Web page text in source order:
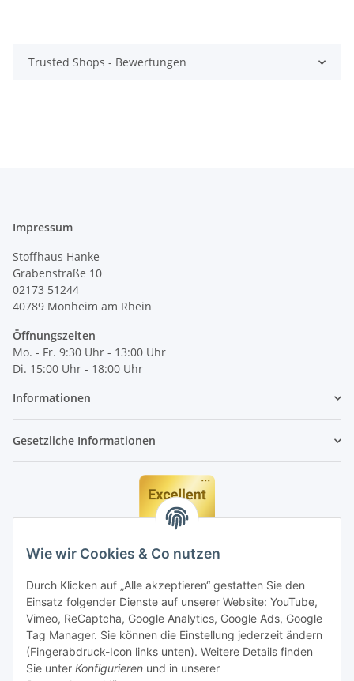
Wie wir Cookies & Co nutzen
Durch Klicken auf „Alle akzeptieren“ gestatten Sie den
Einsatz folgender Dienste auf unserer Website: YouTube,
Vimeo, ReCaptcha, Google Analytics, Google Ads, Google
Tag Manager. Sie können die Einstellung jederzeit ändern
(Fingerabdruck-Icon links unten). Weitere Details finden
Sie unter Konfigurieren und in unserer
Trusted Shops - Bewertungen
Impressum
Stoffhaus Hanke
Grabenstraße 10
02173 51244
40789 Monheim am Rhein
Öffnungszeiten
Mo. - Fr. 9:30 Uhr - 13:00 Uhr
Di. 15:00 Uhr - 18:00 Uhr
Informationen
Gesetzliche Informationen